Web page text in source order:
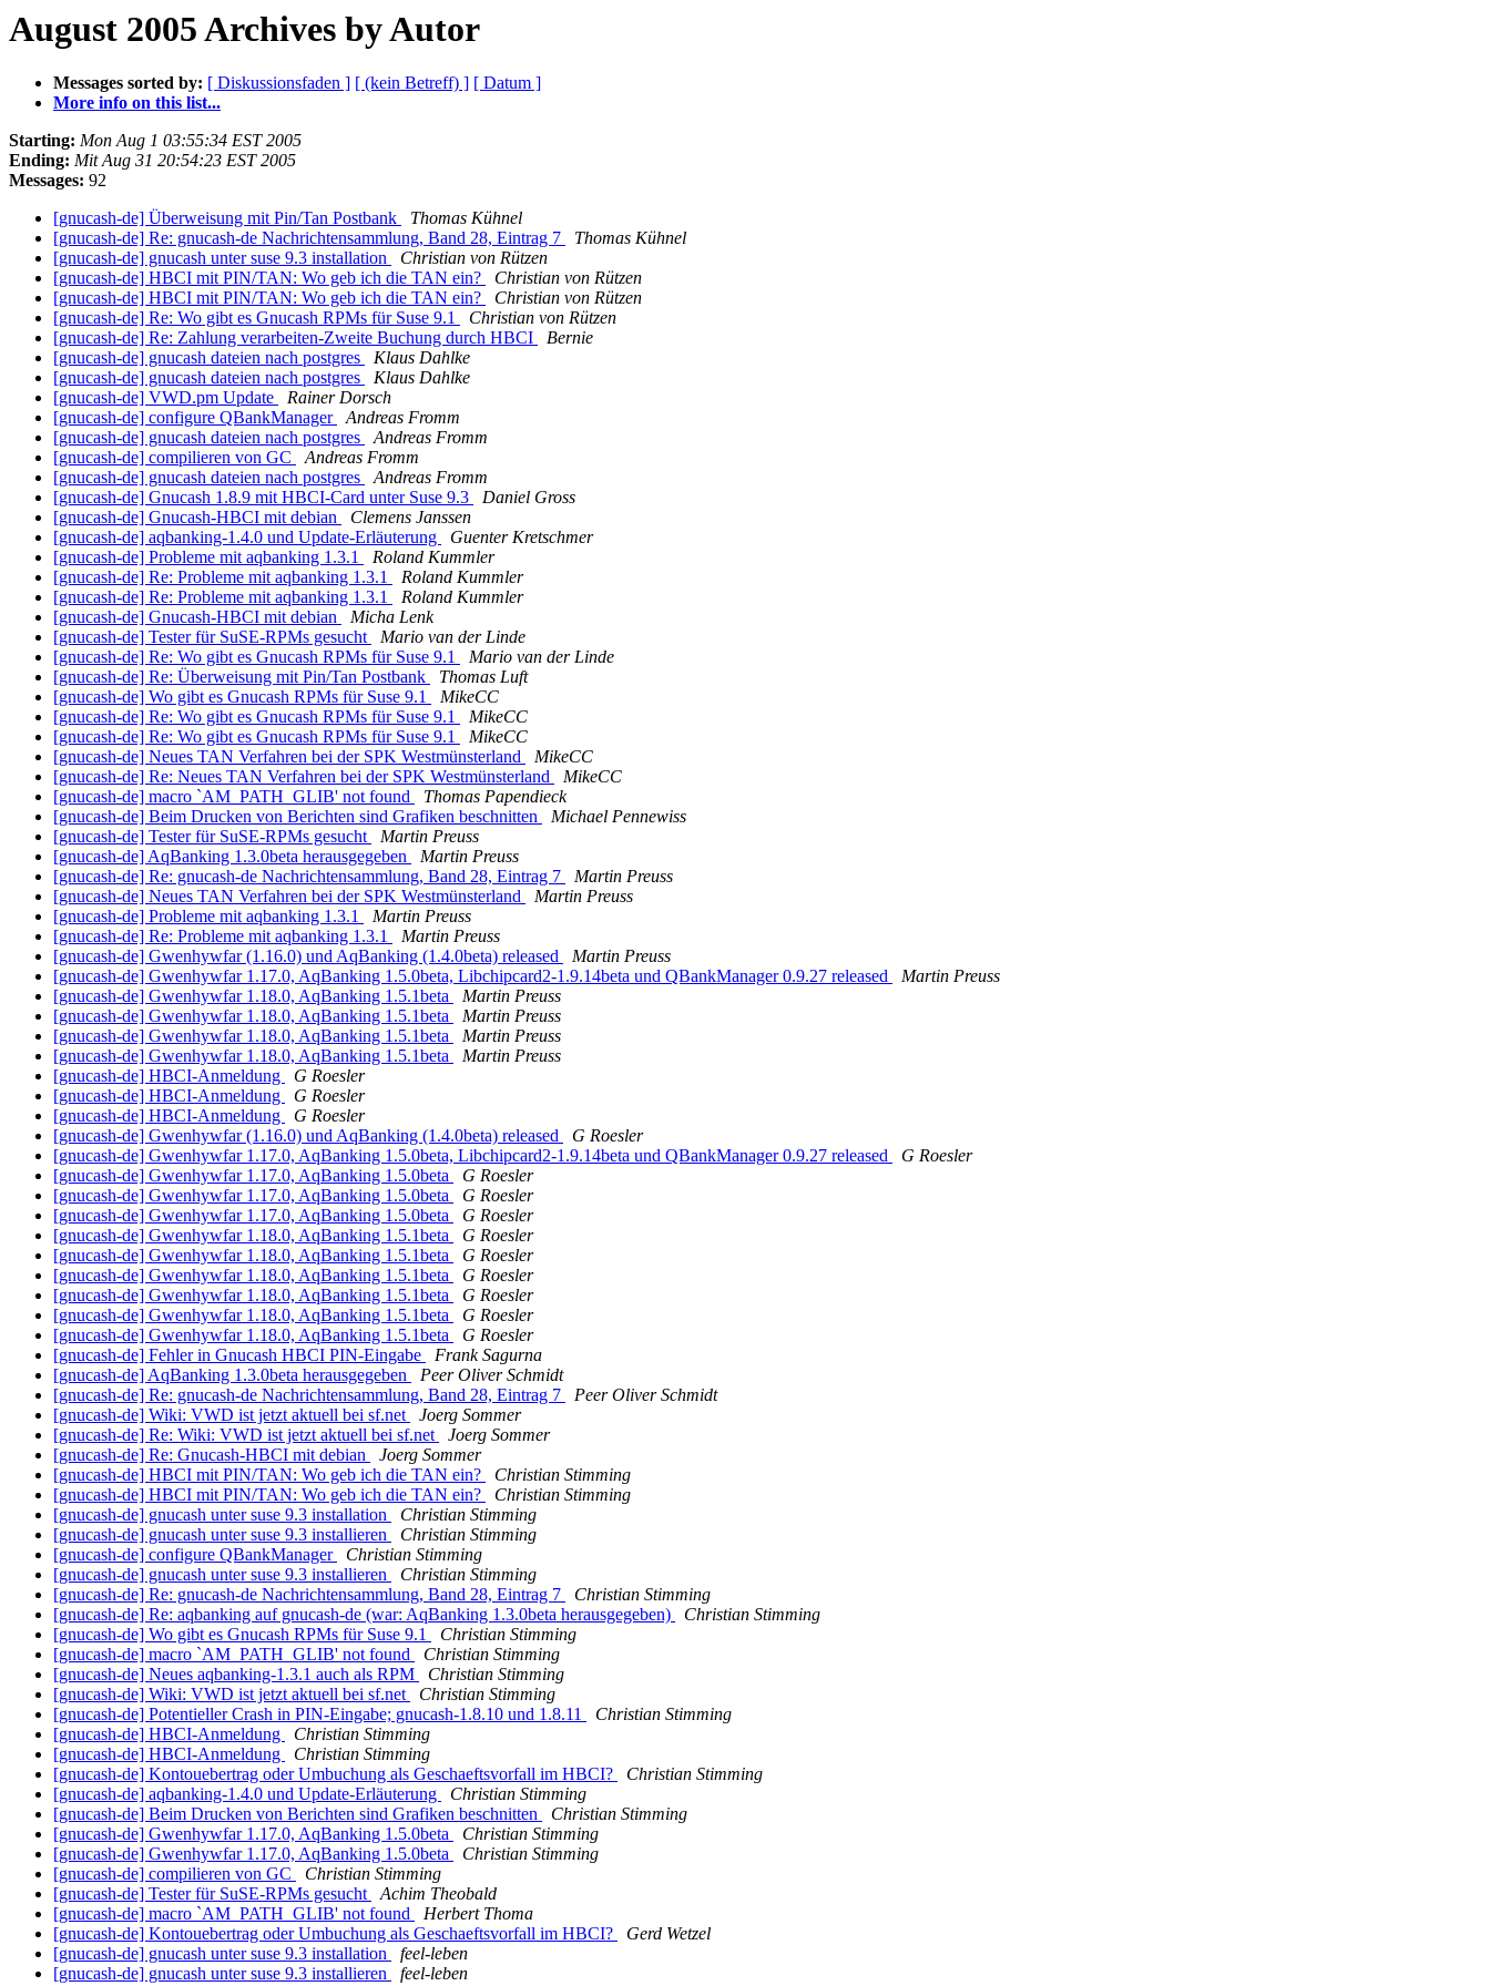
August 2005 Archives by Autor
Messages sorted by: [ Diskussionsfaden ] [ (kein Betreff) ] [ Datum ]
More info on this list...
Starting: Mon Aug 1 03:55:34 EST 2005
Ending: Mit Aug 31 20:54:23 EST 2005
Messages: 92
[gnucash-de] Überweisung mit Pin/Tan Postbank
Thomas Kühnel
[gnucash-de] Re: gnucash-de Nachrichtensammlung, Band 28, Eintrag 7
Thomas Kühnel
[gnucash-de] gnucash unter suse 9.3 installation
Christian von Rützen
[gnucash-de] HBCI mit PIN/TAN: Wo geb ich die TAN ein?
Christian von Rützen
[gnucash-de] HBCI mit PIN/TAN: Wo geb ich die TAN ein?
Christian von Rützen
[gnucash-de] Re: Wo gibt es Gnucash RPMs für Suse 9.1
Christian von Rützen
[gnucash-de] Re: Zahlung verarbeiten-Zweite Buchung durch HBCI
Bernie
[gnucash-de] gnucash dateien nach postgres
Klaus Dahlke
[gnucash-de] gnucash dateien nach postgres
Klaus Dahlke
[gnucash-de] VWD.pm Update
Rainer Dorsch
[gnucash-de] configure QBankManager
Andreas Fromm
[gnucash-de] gnucash dateien nach postgres
Andreas Fromm
[gnucash-de] compilieren von GC
Andreas Fromm
[gnucash-de] gnucash dateien nach postgres
Andreas Fromm
[gnucash-de] Gnucash 1.8.9 mit HBCI-Card unter Suse 9.3
Daniel Gross
[gnucash-de] Gnucash-HBCI mit debian
Clemens Janssen
[gnucash-de] aqbanking-1.4.0 und Update-Erläuterung
Guenter Kretschmer
[gnucash-de] Probleme mit aqbanking 1.3.1
Roland Kummler
[gnucash-de] Re: Probleme mit aqbanking 1.3.1
Roland Kummler
[gnucash-de] Re: Probleme mit aqbanking 1.3.1
Roland Kummler
[gnucash-de] Gnucash-HBCI mit debian
Micha Lenk
[gnucash-de] Tester für SuSE-RPMs gesucht
Mario van der Linde
[gnucash-de] Re: Wo gibt es Gnucash RPMs für Suse 9.1
Mario van der Linde
[gnucash-de] Re: Überweisung mit Pin/Tan Postbank
Thomas Luft
[gnucash-de] Wo gibt es Gnucash RPMs für Suse 9.1
MikeCC
[gnucash-de] Re: Wo gibt es Gnucash RPMs für Suse 9.1
MikeCC
[gnucash-de] Re: Wo gibt es Gnucash RPMs für Suse 9.1
MikeCC
[gnucash-de] Neues TAN Verfahren bei der SPK Westmünsterland
MikeCC
[gnucash-de] Re: Neues TAN Verfahren bei der SPK Westmünsterland
MikeCC
[gnucash-de] macro `AM_PATH_GLIB' not found
Thomas Papendieck
[gnucash-de] Beim Drucken von Berichten sind Grafiken beschnitten
Michael Pennewiss
[gnucash-de] Tester für SuSE-RPMs gesucht
Martin Preuss
[gnucash-de] AqBanking 1.3.0beta herausgegeben
Martin Preuss
[gnucash-de] Re: gnucash-de Nachrichtensammlung, Band 28, Eintrag 7
Martin Preuss
[gnucash-de] Neues TAN Verfahren bei der SPK Westmünsterland
Martin Preuss
[gnucash-de] Probleme mit aqbanking 1.3.1
Martin Preuss
[gnucash-de] Re: Probleme mit aqbanking 1.3.1
Martin Preuss
[gnucash-de] Gwenhywfar (1.16.0) und AqBanking (1.4.0beta) released
Martin Preuss
[gnucash-de] Gwenhywfar 1.17.0, AqBanking 1.5.0beta, Libchipcard2-1.9.14beta und QBankManager 0.9.27 released
Martin Preuss
[gnucash-de] Gwenhywfar 1.18.0, AqBanking 1.5.1beta
Martin Preuss
[gnucash-de] Gwenhywfar 1.18.0, AqBanking 1.5.1beta
Martin Preuss
[gnucash-de] Gwenhywfar 1.18.0, AqBanking 1.5.1beta
Martin Preuss
[gnucash-de] Gwenhywfar 1.18.0, AqBanking 1.5.1beta
Martin Preuss
[gnucash-de] HBCI-Anmeldung
G Roesler
[gnucash-de] HBCI-Anmeldung
G Roesler
[gnucash-de] HBCI-Anmeldung
G Roesler
[gnucash-de] Gwenhywfar (1.16.0) und AqBanking (1.4.0beta) released
G Roesler
[gnucash-de] Gwenhywfar 1.17.0, AqBanking 1.5.0beta, Libchipcard2-1.9.14beta und QBankManager 0.9.27 released
G Roesler
[gnucash-de] Gwenhywfar 1.17.0, AqBanking 1.5.0beta
G Roesler
[gnucash-de] Gwenhywfar 1.17.0, AqBanking 1.5.0beta
G Roesler
[gnucash-de] Gwenhywfar 1.17.0, AqBanking 1.5.0beta
G Roesler
[gnucash-de] Gwenhywfar 1.18.0, AqBanking 1.5.1beta
G Roesler
[gnucash-de] Gwenhywfar 1.18.0, AqBanking 1.5.1beta
G Roesler
[gnucash-de] Gwenhywfar 1.18.0, AqBanking 1.5.1beta
G Roesler
[gnucash-de] Gwenhywfar 1.18.0, AqBanking 1.5.1beta
G Roesler
[gnucash-de] Gwenhywfar 1.18.0, AqBanking 1.5.1beta
G Roesler
[gnucash-de] Gwenhywfar 1.18.0, AqBanking 1.5.1beta
G Roesler
[gnucash-de] Fehler in Gnucash HBCI PIN-Eingabe
Frank Sagurna
[gnucash-de] AqBanking 1.3.0beta herausgegeben
Peer Oliver Schmidt
[gnucash-de] Re: gnucash-de Nachrichtensammlung, Band 28, Eintrag 7
Peer Oliver Schmidt
[gnucash-de] Wiki: VWD ist jetzt aktuell bei sf.net
Joerg Sommer
[gnucash-de] Re: Wiki: VWD ist jetzt aktuell bei sf.net
Joerg Sommer
[gnucash-de] Re: Gnucash-HBCI mit debian
Joerg Sommer
[gnucash-de] HBCI mit PIN/TAN: Wo geb ich die TAN ein?
Christian Stimming
[gnucash-de] HBCI mit PIN/TAN: Wo geb ich die TAN ein?
Christian Stimming
[gnucash-de] gnucash unter suse 9.3 installation
Christian Stimming
[gnucash-de] gnucash unter suse 9.3 installieren
Christian Stimming
[gnucash-de] configure QBankManager
Christian Stimming
[gnucash-de] gnucash unter suse 9.3 installieren
Christian Stimming
[gnucash-de] Re: gnucash-de Nachrichtensammlung, Band 28, Eintrag 7
Christian Stimming
[gnucash-de] Re: aqbanking auf gnucash-de (war: AqBanking 1.3.0beta herausgegeben)
Christian Stimming
[gnucash-de] Wo gibt es Gnucash RPMs für Suse 9.1
Christian Stimming
[gnucash-de] macro `AM_PATH_GLIB' not found
Christian Stimming
[gnucash-de] Neues aqbanking-1.3.1 auch als RPM
Christian Stimming
[gnucash-de] Wiki: VWD ist jetzt aktuell bei sf.net
Christian Stimming
[gnucash-de] Potentieller Crash in PIN-Eingabe; gnucash-1.8.10 und 1.8.11
Christian Stimming
[gnucash-de] HBCI-Anmeldung
Christian Stimming
[gnucash-de] HBCI-Anmeldung
Christian Stimming
[gnucash-de] Kontouebertrag oder Umbuchung als Geschaeftsvorfall im HBCI?
Christian Stimming
[gnucash-de] aqbanking-1.4.0 und Update-Erläuterung
Christian Stimming
[gnucash-de] Beim Drucken von Berichten sind Grafiken beschnitten
Christian Stimming
[gnucash-de] Gwenhywfar 1.17.0, AqBanking 1.5.0beta
Christian Stimming
[gnucash-de] Gwenhywfar 1.17.0, AqBanking 1.5.0beta
Christian Stimming
[gnucash-de] compilieren von GC
Christian Stimming
[gnucash-de] Tester für SuSE-RPMs gesucht
Achim Theobald
[gnucash-de] macro `AM_PATH_GLIB' not found
Herbert Thoma
[gnucash-de] Kontouebertrag oder Umbuchung als Geschaeftsvorfall im HBCI?
Gerd Wetzel
[gnucash-de] gnucash unter suse 9.3 installation
feel-leben
[gnucash-de] gnucash unter suse 9.3 installieren
feel-leben